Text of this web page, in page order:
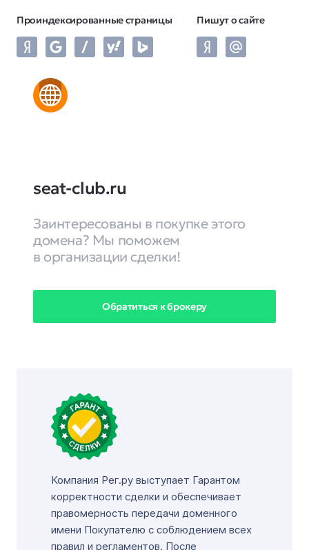
Проиндексированные страницы Пишут о сайте
seat-club.ru
Заинтересованы в покупке этого
домена? Мы поможем
в организации сделки!
Обратиться к брокеру
Компания Рег.ру выступает Гарантом
корректности сделки и обеспечивает
правомерность передачи доменного
имени Покупателю с соблюдением всех
правил и регламентов. После